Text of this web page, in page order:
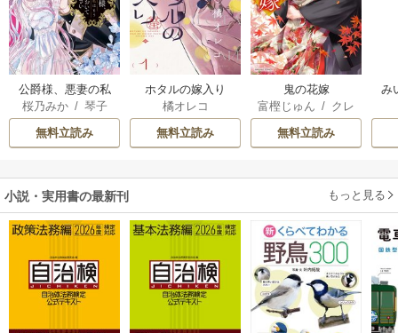
公爵様、悪妻の私
はもう放っておい
てください
桜乃みか/ 琴子
無料立読み
ホタルの嫁入り
橘オレコ
無料立読み
鬼の花嫁
富樫じゅん / クレ
ハ
無料立読み
み
小説・実用書の最新刊 もっと見る